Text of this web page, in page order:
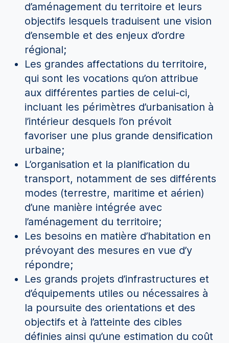
d’aménagement du territoire et leurs
objectifs lesquels traduisent une vision
d’ensemble et des enjeux d’ordre
régional;
Les grandes affectations du territoire,
qui sont les vocations qu’on attribue
aux différentes parties de celui-ci,
incluant les périmètres d’urbanisation à
l’intérieur desquels l’on prévoit
favoriser une plus grande densification
urbaine;
L’organisation et la planification du
transport, notamment de ses différents
modes (terrestre, maritime et aérien)
d’une manière intégrée avec
l’aménagement du territoire;
Les besoins en matière d’habitation en
prévoyant des mesures en vue d’y
répondre;
Les grands projets d’infrastructures et
d’équipements utiles ou nécessaires à
la poursuite des orientations et des
objectifs et à l’atteinte des cibles
définies ainsi qu’une estimation du coût